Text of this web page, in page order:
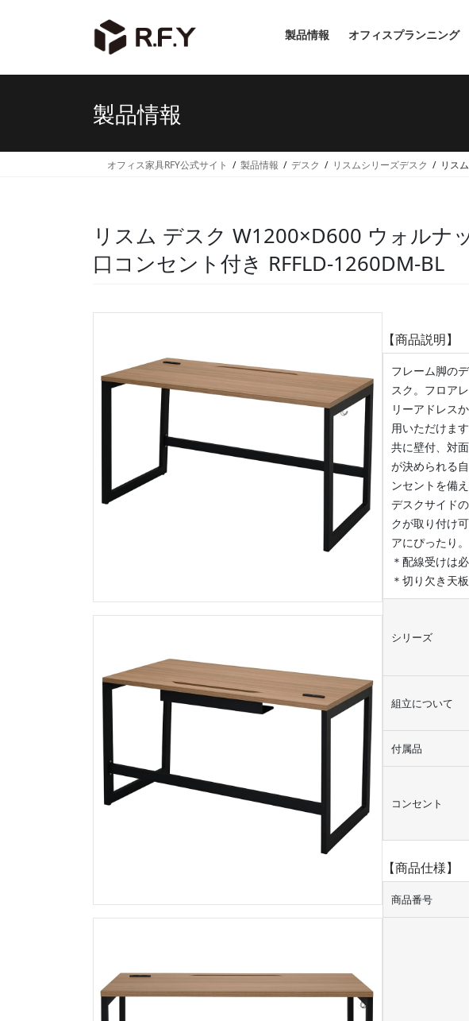
製品情報 オフィスプランニング
製品情報
オフィス家具RFY公式サイト 製品情報 デスク リスムシリーズデスク リス
リスム デスク W1200×D600 ウォルナ
口コンセント付き RFFLD-1260DM-BL
【商品説明】
フレーム脚の
スク。フロア
リーアドレス
用いただけま
共に壁付、対
が決められる
ンセントを備
デスクサイド
クが取り付け
アにぴったり。
＊配線受けは
＊切り欠き天
シリーズ
組立について
付属品
コンセント
【商品仕様】
商品番号